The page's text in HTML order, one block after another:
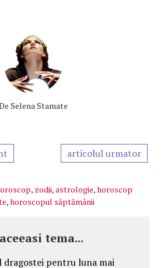
Selena Stamate
articolul urmator
, zodii,astrologie,horoscop
,horoscopul săptămânii
tema...
dragostei pentru luna mai